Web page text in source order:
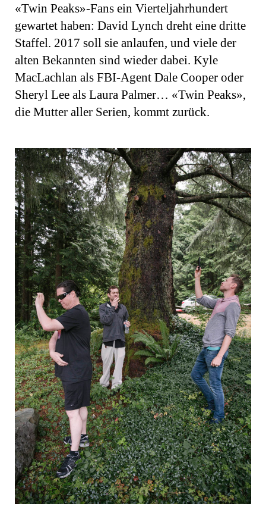
«Twin Peaks»-Fans ein Vierteljahrhundert
gewartet haben: David Lynch dreht eine dritte
Staffel. 2017 soll sie anlaufen, und viele der
alten Bekannten sind wieder dabei. Kyle
MacLachlan als FBI-Agent Dale Cooper oder
Sheryl Lee als Laura Palmer… «Twin Peaks»,
die Mutter aller Serien, kommt zurück.